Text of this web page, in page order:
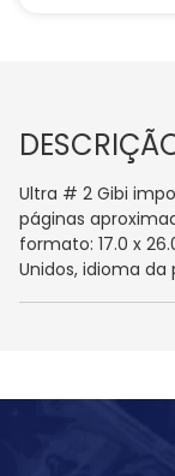
Ultra # 2 Gibi
páginas
formato: 17.0 x
Unidos, idioma da